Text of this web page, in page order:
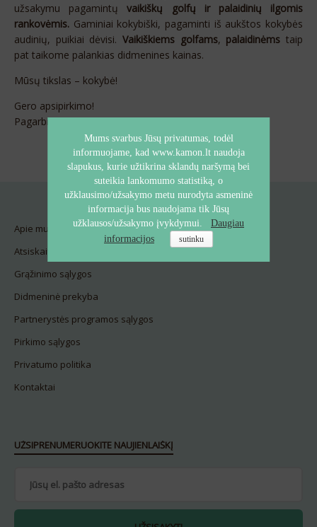
užsakymu pagamintųvaikiškų golfų ir palaidinių ilgomis
rankovėmis. Gaminiai kokybiški, pagaminti iš aukštos kokybės
audinių, puikiai dėvisi. Vaikiškiems golfams, palaidinėms taip
pat taikome palankias didmenines kainas.
Mūsų tikslas – kokybė!
Gero apsipirkimo!
Pagarbiai, kamon.lt
Apie mus
Atsiskaitymas
Grąžinimo sąlygos
Didmeninė prekyba
Partnerystės programos sąlygos
Pirkimo sąlygos
Privatumo politika
Kontaktai
UŽSIPRENUMERUOKITE NAUJIENLAIŠKĮ
Mums svarbus Jūsų privatumas, todėl
informuojame, kad www.kamon.lt naudoja
slapukus, kurie užtikrina sklandų naršymą bei
suteikia lankomumo statistiką, o
užklausimo/užsakymo metu nurodyta asmeninė
informacija bus naudojama tik Jūsų
užklausos/užsakymo įvykdymui.
Daugiau
informacijos
sutinku